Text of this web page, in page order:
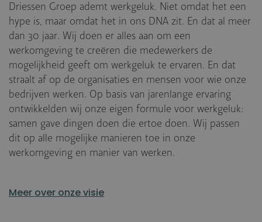
Driessen Groep ademt werkgeluk. Niet omdat het een
hype is, maar omdat het in ons DNA zit. En dat al meer
dan 30 jaar. Wij doen er alles aan om een
werkomgeving te creëren die medewerkers de
mogelijkheid geeft om werkgeluk te ervaren. En dat
straalt af op de organisaties en mensen voor wie onze
bedrijven werken. Op basis van jarenlange ervaring
ontwikkelden wij onze eigen formule voor werkgeluk:
samen gave dingen doen die ertoe doen. Wij passen
dit op alle mogelijke manieren toe in onze
werkomgeving en manier van werken.
Meer over onze visie